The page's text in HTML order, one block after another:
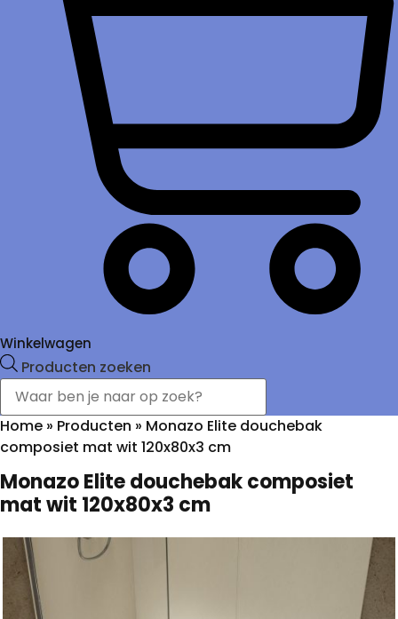
Winkelwagen
Producten zoeken
Home » Producten » Monazo Elite douchebak
composiet mat wit 120x80x3 cm
Monazo Elite douchebak composiet
mat wit 120x80x3 cm